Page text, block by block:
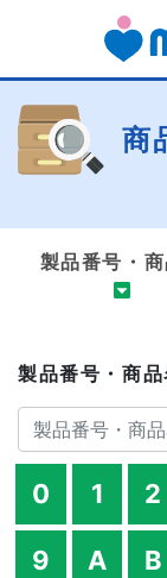
商
製品番号・商
製品番号・商品
0 1 2
9 A B